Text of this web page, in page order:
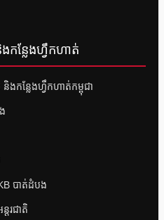
កន្លែងហ្វឹកហាត់
ងកន្លែងហ្វឹកហាត់កម្ពុជា
បាត់ដំបង
តរជាតិ